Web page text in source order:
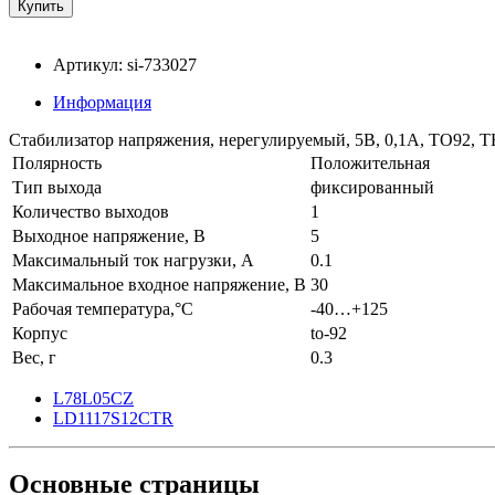
Артикул: si-733027
Информация
Стабилизатор напряжения, нерегулируемый, 5В, 0,1А, TO92,
Полярность
Положительная
Тип выхода
фиксированный
Количество выходов
1
Выходное напряжение, В
5
Максимальный ток нагрузки, А
0.1
Максимальное входное напряжение, В 30
Рабочая температура,°C
-40…+125
Корпус
to-92
Вес, г
0.3
L78L05CZ
LD1117S12CTR
Основные страницы